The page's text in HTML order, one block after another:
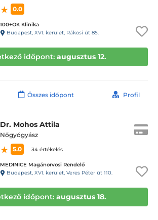
0.0
100+OK Klinika
Budapest, XVI. kerület, Rákosi út 85.
időpont: augusztus 12.
Összes időpont Profil
Dr. Mohos Attila
Nőgyógyász
5.0
34 értékelés
MEDINICE Magánorvosi Rendelő
Budapest, XVI. kerület, Veres Péter út 110.
időpont: augusztus 18.